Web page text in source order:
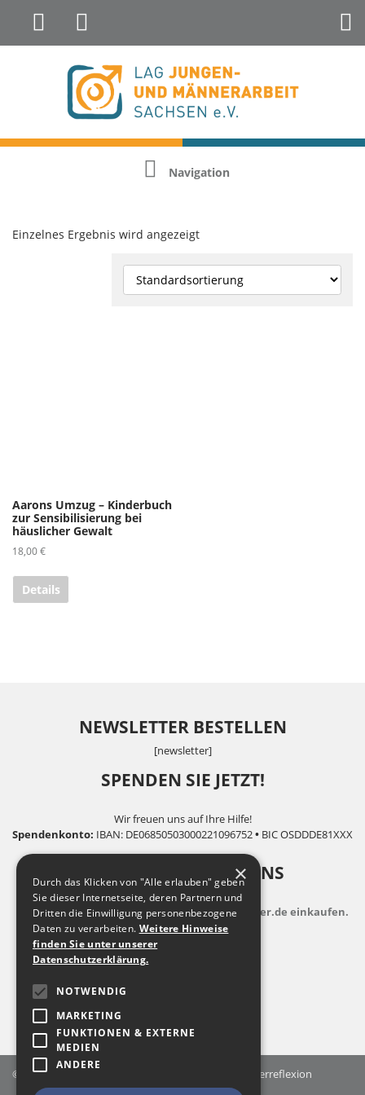
Geschlechterreflexion
Navigation
Einzelnes Ergebnis wird angezeigt
Aarons Umzug – Kinderbuch
zur Sensibilisierung bei
häuslicher Gewalt
18,00€
Details
NEWSLETTER BESTELLEN
[newsletter]
SPENDEN SIE JETZT!
Wir freuen uns auf Ihre Hilfe!
Spendenkonto: IBAN: DE06850503000221096752• BIC OSDDDE81XXX
UNTERSTÜTZEN SIE UNS
indem Sie zusatzkostenfrei auf Bildungsspender.de einkaufen.
© 2026 Landesfachstelle Jungenarbeit & Geschlechterreflexion
×
Durch das Klicken von "Alle erlauben" geben
Sie dieser Internetseite, deren Partnern und
Dritten die Einwilligung personenbezogene
Daten zu verarbeiten. Weitere Hinweise
finden Sie unter unserer
Datenschutzerklärung.
NOTWENDIG
MARKETING
FUNKTIONEN & EXTERNE
MEDIEN
ANDERE